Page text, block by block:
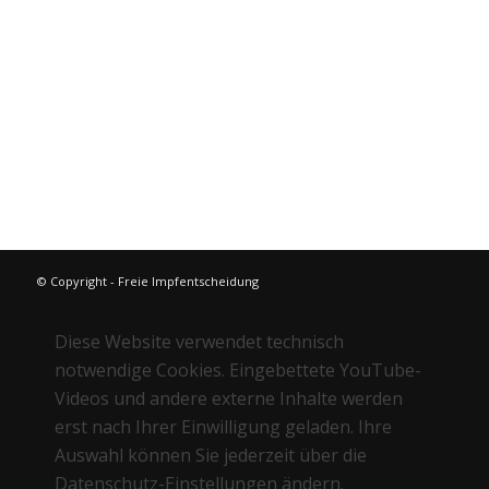
© Copyright - Freie Impfentscheidung
Diese Website verwendet technisch
notwendige Cookies. Eingebettete YouTube-
Videos und andere externe Inhalte werden
erst nach Ihrer Einwilligung geladen. Ihre
Auswahl können Sie jederzeit über die
Datenschutz-Einstellungen ändern.